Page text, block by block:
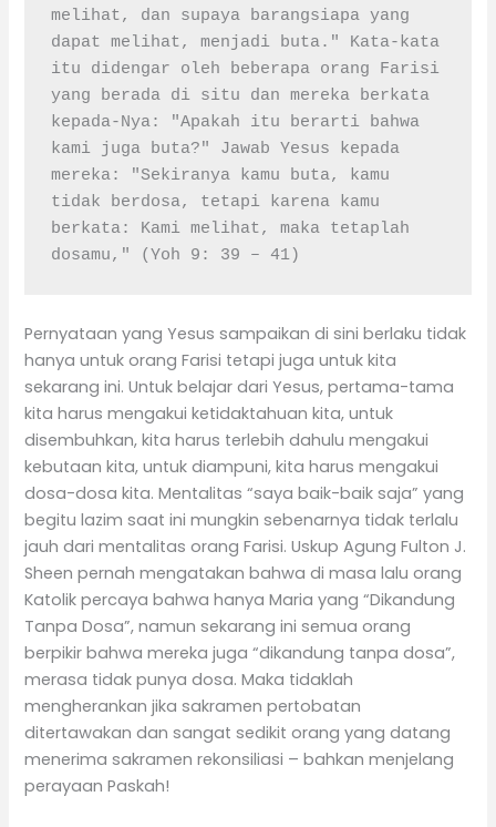
melihat, dan supaya barangsiapa yang
dapat melihat, menjadi buta." Kata-kata
itu didengar oleh beberapa orang Farisi
yang berada di situ dan mereka berkata
kepada-Nya: "Apakah itu berarti bahwa
kami juga buta?" Jawab Yesus kepada
mereka: "Sekiranya kamu buta, kamu
tidak berdosa, tetapi karena kamu
berkata: Kami melihat, maka tetaplah
dosamu," (Yoh 9: 39 – 41)
Pernyataan yang Yesus sampaikan di sini berlaku tidak
hanya untuk orang Farisi tetapi juga untuk kita
sekarang ini. Untuk belajar dari Yesus, pertama-tama
kita harus mengakui ketidaktahuan kita, untuk
disembuhkan, kita harus terlebih dahulu mengakui
kebutaan kita, untuk diampuni, kita harus mengakui
dosa-dosa kita. Mentalitas “saya baik-baik saja” yang
begitu lazim saat ini mungkin sebenarnya tidak terlalu
jauh dari mentalitas orang Farisi. Uskup Agung Fulton J.
Sheen pernah mengatakan bahwa di masa lalu orang
Katolik percaya bahwa hanya Maria yang “Dikandung
Tanpa Dosa”, namun sekarang ini semua orang
berpikir bahwa mereka juga “dikandung tanpa dosa”,
merasa tidak punya dosa. Maka tidaklah
mengherankan jika sakramen pertobatan
ditertawakan dan sangat sedikit orang yang datang
menerima sakramen rekonsiliasi – bahkan menjelang
perayaan Paskah!